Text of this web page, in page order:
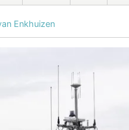
Enkhuizen